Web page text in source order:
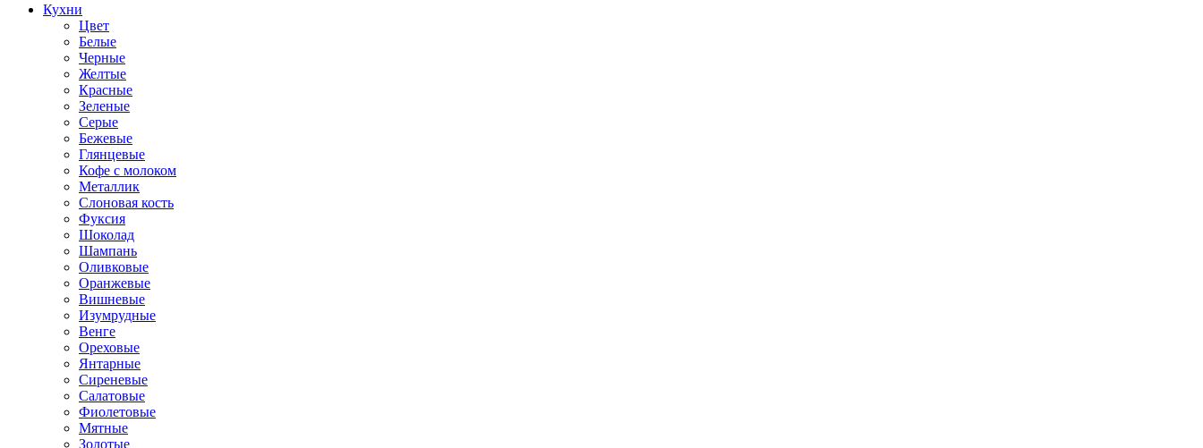
Кухни
Цвет
Белые
Черные
Желтые
Красные
Зеленые
Серые
Бежевые
Глянцевые
Кофе с молоком
Металлик
Слоновая кость
Фуксия
Шоколад
Шампань
Оливковые
Оранжевые
Вишневые
Изумрудные
Венге
Ореховые
Янтарные
Сиреневые
Салатовые
Фиолетовые
Мятные
Золотые